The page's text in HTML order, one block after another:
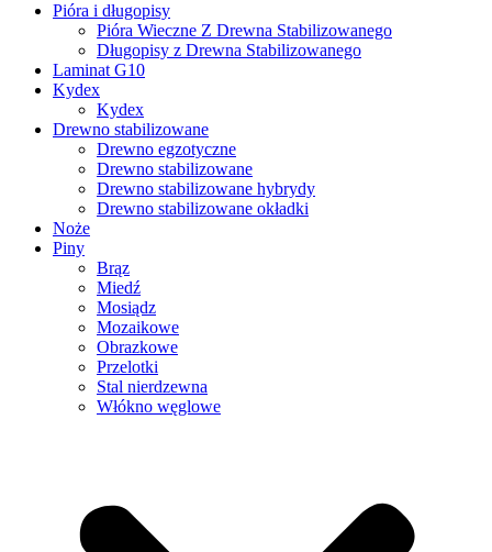
Pióra i długopisy
Pióra Wieczne Z Drewna Stabilizowanego
Długopisy z Drewna Stabilizowanego
Laminat G10
Kydex
Kydex
Drewno stabilizowane
Drewno egzotyczne
Drewno stabilizowane
Drewno stabilizowane hybrydy
Drewno stabilizowane okładki
Noże
Piny
Brąz
Miedź
Mosiądz
Mozaikowe
Obrazkowe
Przelotki
Stal nierdzewna
Włókno węglowe